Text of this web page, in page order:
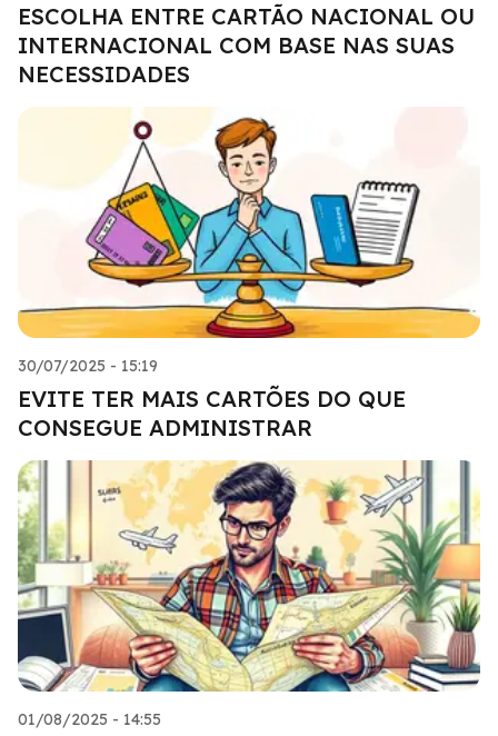
ESCOLHA ENTRE CARTÃO NACIONAL OU
INTERNACIONAL COM BASE NAS SUAS
NECESSIDADES
30/07/2025 - 15:19
EVITE TER MAIS CARTÕES DO QUE
CONSEGUE ADMINISTRAR
01/08/2025 - 14:55